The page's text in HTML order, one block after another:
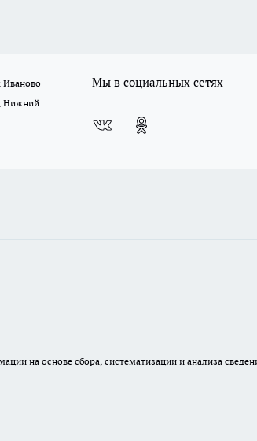
Иваново
Нижний
Мы в социальных сетях
на основе сбора, систематизации и анализа